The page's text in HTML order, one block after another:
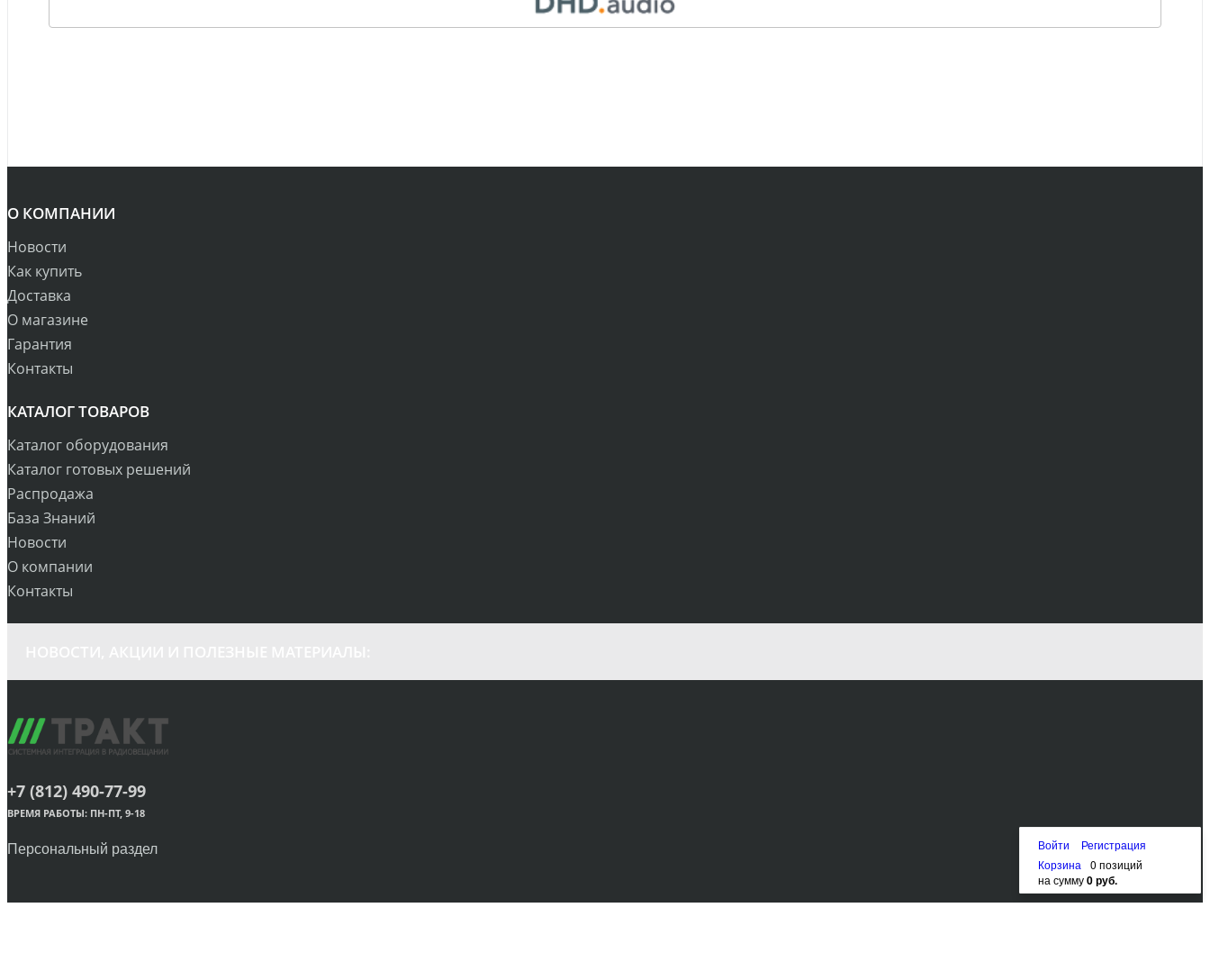
О КОМПАНИИ
Новости
Как купить
Доставка
О магазине
Гарантия
Контакты
КАТАЛОГ ТОВАРОВ
Каталог оборудования
Каталог готовых решений
Распродажа
База Знаний
Новости
О компании
Контакты
+7 (812) 490-77-99
ВРЕМЯ РАБОТЫ: ПН-ПТ, 9-18
Персональный раздел Войти
Регистрация
Корзина
0 позиций
на сумму0 руб.